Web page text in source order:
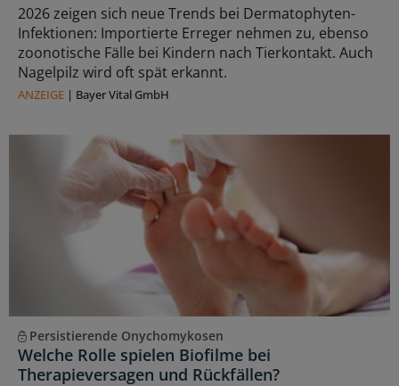
2026 zeigen sich neue Trends bei Dermatophyten-
Infektionen: Importierte Erreger nehmen zu, ebenso
zoonotische Fälle bei Kindern nach Tierkontakt. Auch
Nagelpilz wird oft spät erkannt.
ANZEIGE | Bayer Vital GmbH
Persistierende Onychomykosen
Welche Rolle spielen Biofilme bei
Therapieversagen und Rückfällen?